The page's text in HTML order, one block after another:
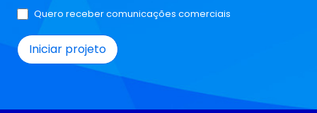
Quero receber comunicações comerciais